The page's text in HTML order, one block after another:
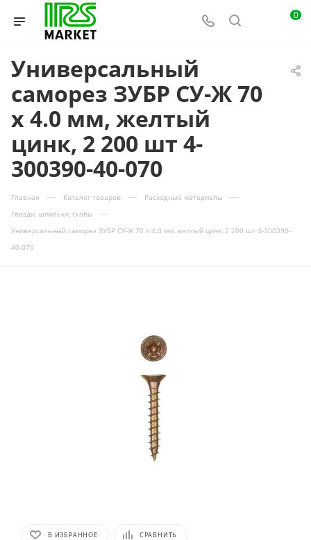
0
Универсальный
саморез ЗУБР СУ-Ж 70
х 4.0 мм, желтый
цинк, 2 200 шт 4-
300390-40-070
Главная — Каталог товаров — Расходные материалы —
Гвозди, шпильки, скобы —
Универсальный саморез ЗУБР СУ-Ж 70 х 4.0 мм, желтый цинк, 2 200 шт 4-300390-
40-070
В ИЗБРАННОЕ СРАВНИТЬ